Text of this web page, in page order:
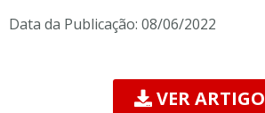
Data da Publicação: 08/06/2022
VER ARTIGO